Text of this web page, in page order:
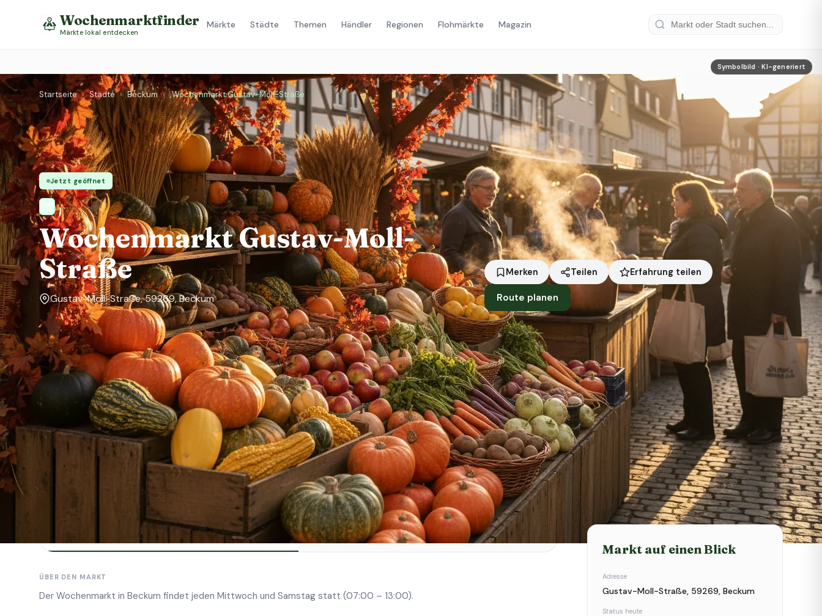
Wochenmarktfinder
Märkte lokal entdecken
Märkte Städte Themen Händler Regionen Flohmärkte Magazin
Symbolbild · KI-generiert
Startseite › Städte › Beckum › Wochenmarkt Gustav-Moll-Straße
Jetzt geöffnet
Wochenmarkt Gustav-Moll-
Straße
Gustav-Moll-Straße, 59269, Beckum
Merken Teilen Erfahrung teilen
Route planen
Symbolbild · KI-generiert
Markttage
Mittwoch, Samstag
Standort
Beckum
Status heute
Jetzt geöffnet
Über den Markt Händler
ÜBER DEN MARKT
Der Wochenmarkt in Beckum findet jeden Mittwoch und Samstag statt (07:00 – 13:00).
Markt auf einen Blick
Adresse
Gustav-Moll-Straße, 59269, Beckum
Status heute